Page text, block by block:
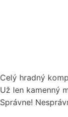
Celý hradný
Už len kamenný
Správne!